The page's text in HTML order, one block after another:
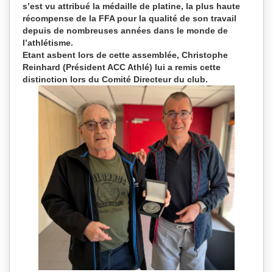
s’est vu attribué la médaille de platine, la plus haute
récompense de la FFA pour la qualité de son travail
depuis de nombreuses années dans le monde de
l’athlétisme.
Etant asbent lors de cette assemblée, Christophe
Reinhard (Président ACC Athlé) lui a remis cette
distinction lors du Comité Directeur du club.